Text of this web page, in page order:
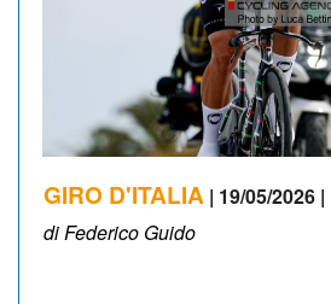
GIRO D'ITALIA | 19/05/2026
di Federico Guido